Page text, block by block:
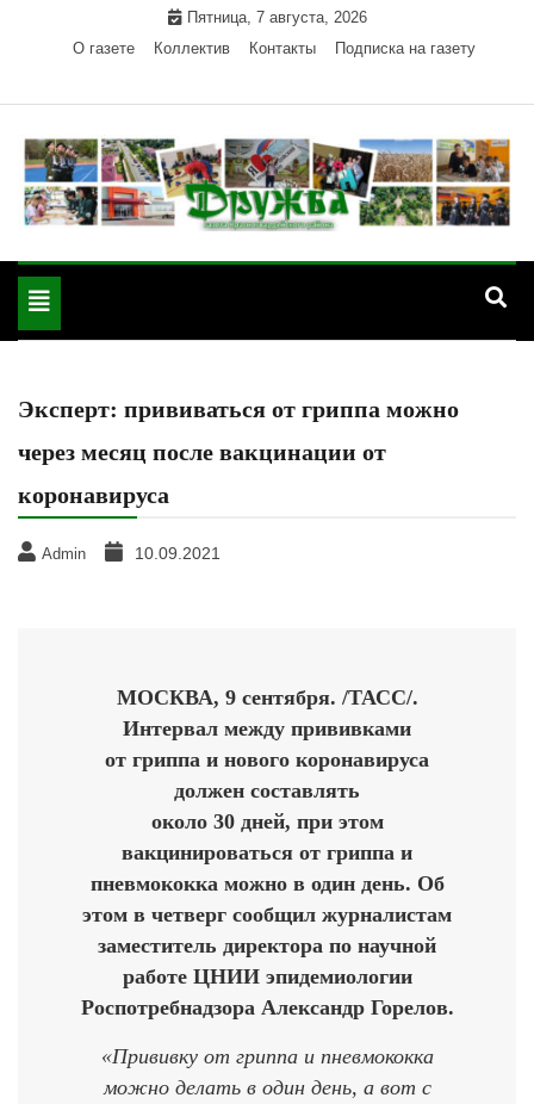
Пятница, 7 августа, 2026
О газете
Коллектив Контакты Подписка на газету
"Дружба" — газета
Красногвардейского района Республики Адыгея
Toggle
navigation
Эксперт: прививаться от гриппа можно
через месяц после вакцинации от
коронавируса
Admin 10.09.2021
МОСКВА, 9 сентября. /ТАСС/.
Интервал между прививками
от гриппа и нового коронавируса
должен составлять
около 30 дней, при этом
вакцинироваться от гриппа и
пневмококка можно в один день. Об
этом в четверг сообщил журналистам
заместитель директора по научной
работе ЦНИИ эпидемиологии
Роспотребнадзора Александр Горелов.
«Прививку от гриппа и пневмококка
можно делать в один день, а вот с